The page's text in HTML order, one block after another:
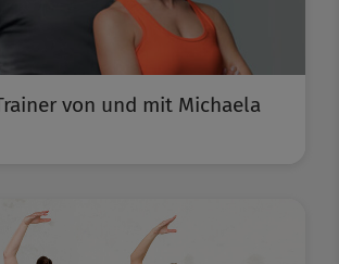
von und mit Michaela